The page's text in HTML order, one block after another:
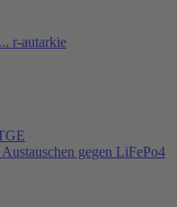
r-autarkie
gegen LiFePo4